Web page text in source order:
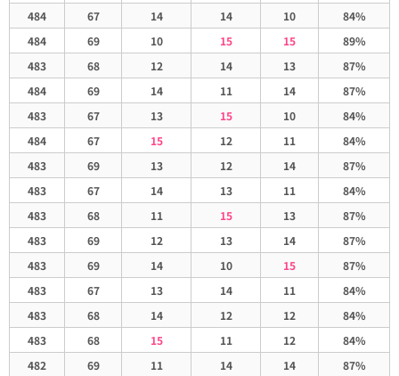
484
67 14 14 10
84%
484
69 10 15 15
89%
483
68 12 14 13
87%
484
69 14 11 14
87%
483
67 13 15 10
84%
484
67 15 12 11
84%
483
69 13 12 14
87%
483
67 14 13 11
84%
483
68 11 15 13
87%
483
69 12 13 14
87%
483
69 14 10 15
87%
483
67 13 14 11
84%
483
68 14 12 12
84%
483
68 15 11 12
84%
482
69 11 14 14
87%